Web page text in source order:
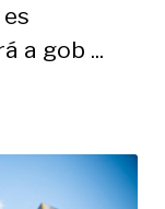
a gob ...